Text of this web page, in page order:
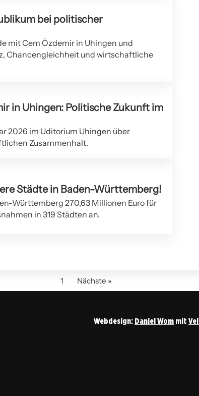
bei politischer
mit Cem Özdemir in Uhingen und
Chancengleichheit und wirtschaftliche
in Uhingen: Politische Zukunft im
2026 im Uditorium Uhingen über
Zusammenhalt.
Städte in Baden-Württemberg!
Württemberg 270,63 Millionen Euro für
in 319 Städten an.
1 Nächste »
Webdesign: Daniel Wom mit